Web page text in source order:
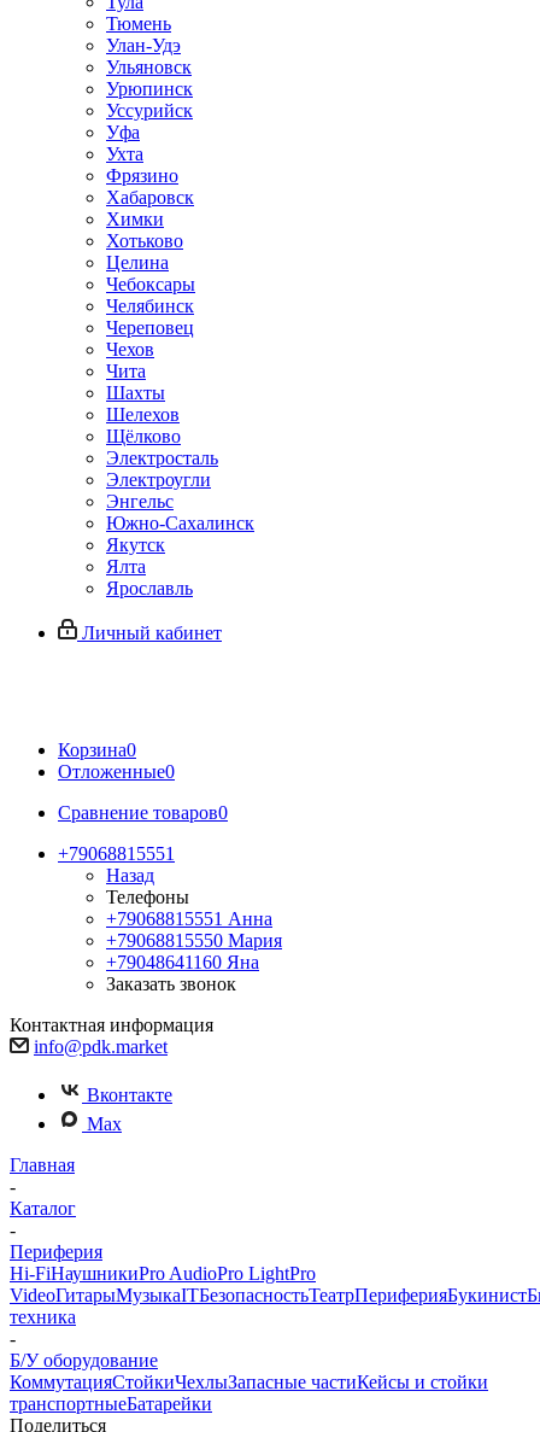
Тюмень
Улан-Удэ
Ульяновск
Урюпинск
Уссурийск
Уфа
Ухта
Фрязино
Хабаровск
Химки
Хотьково
Целина
Чебоксары
Челябинск
Череповец
Чехов
Чита
Шахты
Шелехов
Щёлково
Электросталь
Электроугли
Энгельс
Южно-Сахалинск
Якутск
Ялта
Ярославль
Личный кабинет
Корзина0
Отложенные0
Сравнение товаров0
+79068815551
Назад
Телефоны
+79068815551 Анна
+79068815550 Мария
+79048641160 Яна
Заказать звонок
Контактная информация
info@pdk.market
Вконтакте
Max
Главная
-
Каталог
-
Периферия
Hi-FiНаушникиPro AudioPro LightPro
VideoГитарыМузыкаITБезопасностьТеатрПериферияБукинист
техника
-
Б/У оборудование
КоммутацияСтойкиЧехлыЗапасные частиКейсы и стойки
транспортныеБатарейки
Поделиться